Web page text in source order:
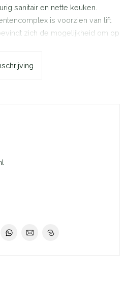
sanitair en nette keuken.
is voorzien van lift
zich de mogelijkheid om op